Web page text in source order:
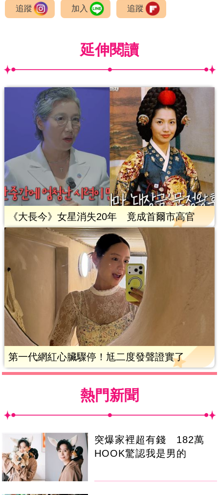
追蹤 加入 追蹤
延伸閱讀
《大長今》女星消失20年 竟成首爾市高官
第一代網紅心臟驟停！尪二度發聲證實了
熱門新聞
突爆家裡超有錢 182萬
HOOK驚認我是男的